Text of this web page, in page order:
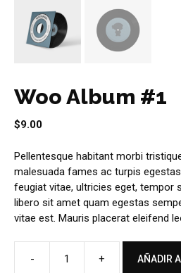
Woo Album #1
$9.00
Pellentesque habitant morbi
malesuada fames ac turpis
feugiat vitae, ultricies eget, tempor
libero sit amet quam egestas
vitae est. Mauris placerat eleifend
-
Woo
+ AÑADIR